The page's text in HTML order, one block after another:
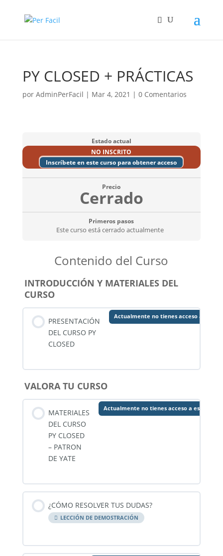
PY CLOSED + PRÁCTICAS
por AdminPerFacil | Mar 4, 2021 | 0 Comentarios
Estado actual
NO INSCRITO
Inscríbete en este curso para obtener acceso
Precio
Cerrado
Primeros pasos
Este curso está cerrado actualmente
Contenido del Curso
INTRODUCCIÓN Y MATERIALES DEL
CURSO
PRESENTACIÓN
DEL CURSO PY
CLOSED
Actualmente no tienes acceso a este
VALORA TU CURSO
MATERIALES
DEL CURSO
PY CLOSED
– PATRON
DE YATE
Actualmente no tienes acceso a este
¿CÓMO RESOLVER TUS DUDAS?
LECCIÓN DE DEMOSTRACIÓN